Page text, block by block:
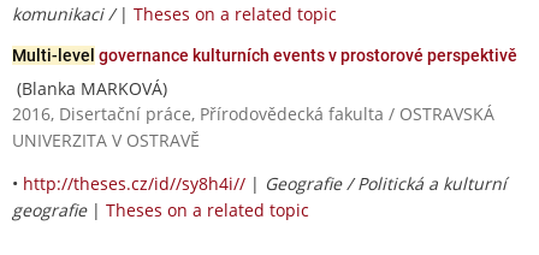
komunikaci / | Theses on a related topic
Multi-level governance kulturních events v prostorové perspektivě
(Blanka MARKOVÁ)
2016, Disertační práce, Přírodovědecká fakulta / OSTRAVSKÁ
UNIVERZITA V OSTRAVĚ
• http://theses.cz/id//sy8h4i// | Geografie / Politická a kulturní
geografie| Theses on a related topic